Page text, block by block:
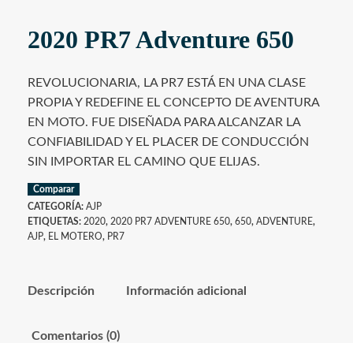
2020 PR7 Adventure 650
REVOLUCIONARIA, LA PR7 ESTÁ EN UNA CLASE
PROPIA Y REDEFINE EL CONCEPTO DE AVENTURA
EN MOTO. FUE DISEÑADA PARA ALCANZAR LA
CONFIABILIDAD Y EL PLACER DE CONDUCCIÓN
SIN IMPORTAR EL CAMINO QUE ELIJAS.
Comparar
CATEGORÍA: AJP
ETIQUETAS: 2020, 2020 PR7 ADVENTURE 650, 650, ADVENTURE,
AJP, EL MOTERO, PR7
Descripción Información adicional
Comentarios (0)